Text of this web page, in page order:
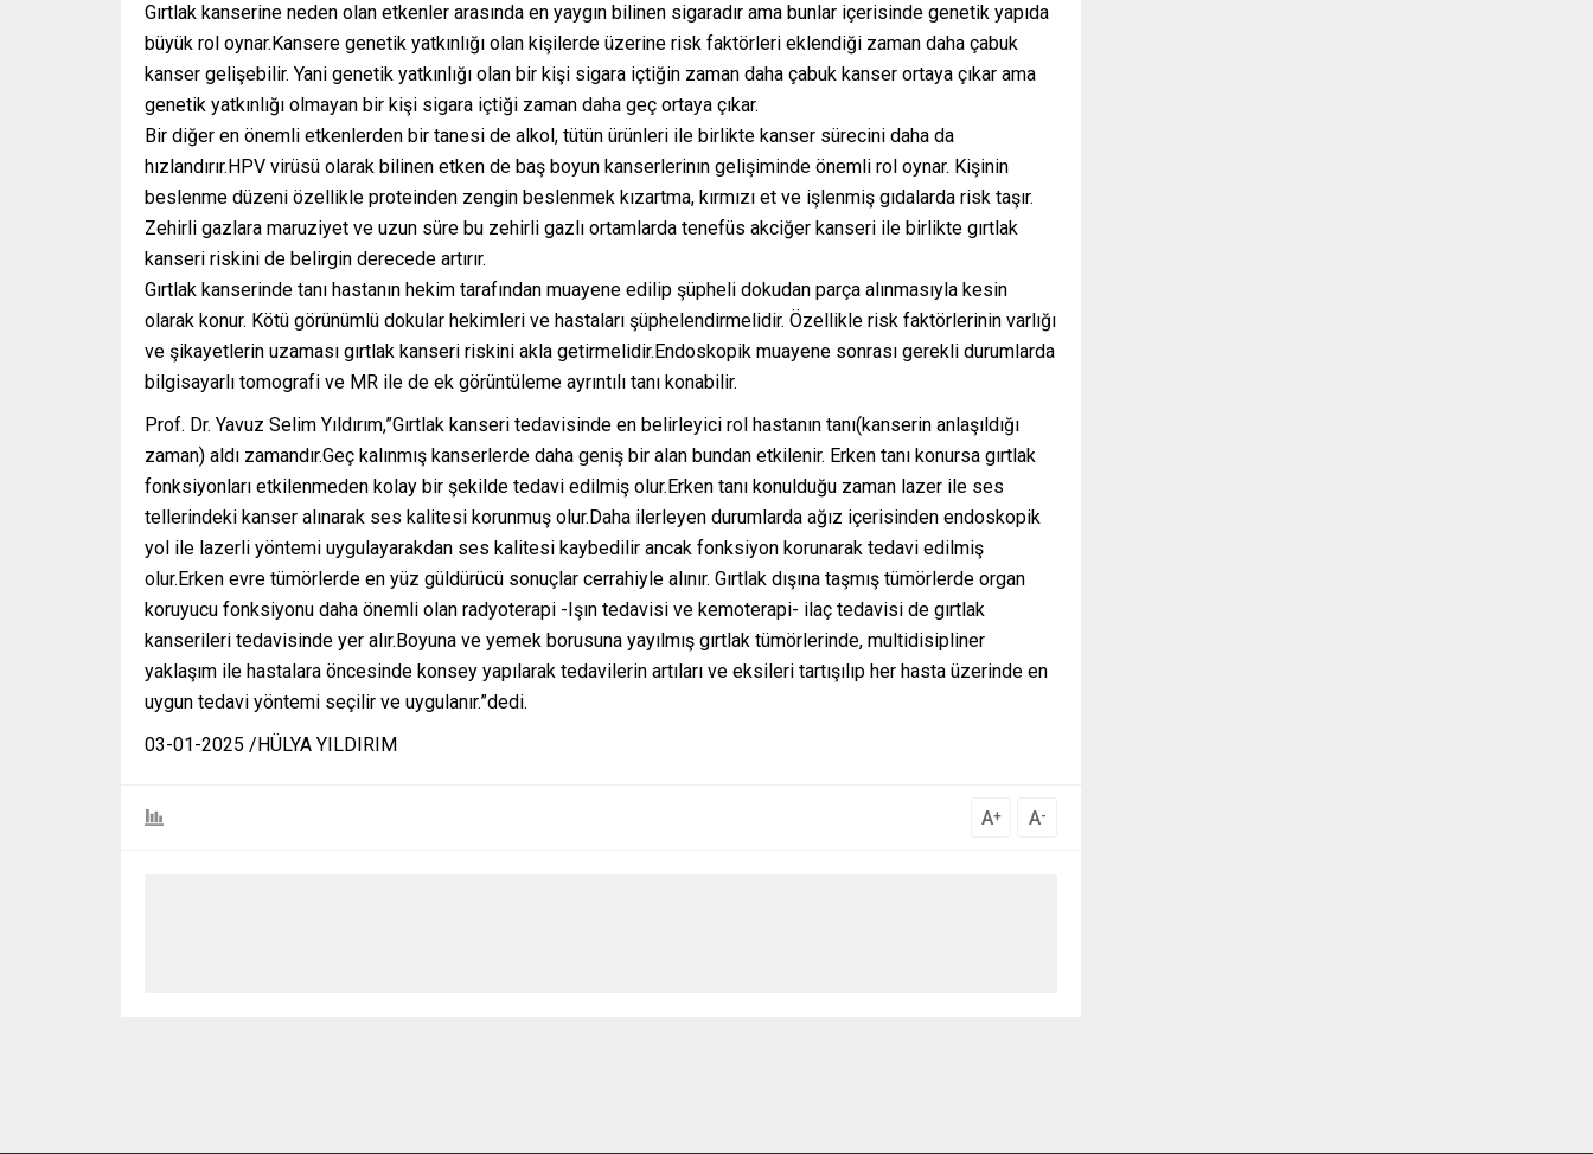
Gırtlak kanserine neden olan etkenler arasında en yaygın bilinen sigaradır ama bunlar içerisinde genetik yapıda
büyük rol oynar.Kansere genetik yatkınlığı olan kişilerde üzerine risk faktörleri eklendiği zaman daha çabuk
kanser gelişebilir. Yani genetik yatkınlığı olan bir kişi sigara içtiğin zaman daha çabuk kanser ortaya çıkar ama
genetik yatkınlığı olmayan bir kişi sigara içtiği zaman daha geç ortaya çıkar.
Bir diğer en önemli etkenlerden bir tanesi de alkol, tütün ürünleri ile birlikte kanser sürecini daha da
hızlandırır.HPV virüsü olarak bilinen etken de baş boyun kanserlerinın gelişiminde önemli rol oynar. Kişinin
beslenme düzeni özellikle proteinden zengin beslenmek kızartma, kırmızı et ve işlenmiş gıdalarda risk taşır.
Zehirli gazlara maruziyet ve uzun süre bu zehirli gazlı ortamlarda tenefüs akciğer kanseri ile birlikte gırtlak
kanseri riskini de belirgin derecede artırır.
Gırtlak kanserinde tanı hastanın hekim tarafından muayene edilip şüpheli dokudan parça alınmasıyla kesin
olarak konur. Kötü görünümlü dokular hekimleri ve hastaları şüphelendirmelidir. Özellikle risk faktörlerinin varlığı
ve şikayetlerin uzaması gırtlak kanseri riskini akla getirmelidir.Endoskopik muayene sonrası gerekli durumlarda
bilgisayarlı tomografi ve MR ile de ek görüntüleme ayrıntılı tanı konabilir.
Prof. Dr. Yavuz Selim Yıldırım,”Gırtlak kanseri tedavisinde en belirleyici rol hastanın tanı(kanserin anlaşıldığı
zaman) aldı zamandır.Geç kalınmış kanserlerde daha geniş bir alan bundan etkilenir. Erken tanı konursa gırtlak
fonksiyonları etkilenmeden kolay bir şekilde tedavi edilmiş olur.Erken tanı konulduğu zaman lazer ile ses
tellerindeki kanser alınarak ses kalitesi korunmuş olur.Daha ilerleyen durumlarda ağız içerisinden endoskopik
yol ile lazerli yöntemi uygulayarakdan ses kalitesi kaybedilir ancak fonksiyon korunarak tedavi edilmiş
olur.Erken evre tümörlerde en yüz güldürücü sonuçlar cerrahiyle alınır. Gırtlak dışına taşmış tümörlerde organ
koruyucu fonksiyonu daha önemli olan radyoterapi -Işın tedavisi ve kemoterapi- ilaç tedavisi de gırtlak
kanserileri tedavisinde yer alır.Boyuna ve yemek borusuna yayılmış gırtlak tümörlerinde, multidisipliner
yaklaşım ile hastalara öncesinde konsey yapılarak tedavilerin artıları ve eksileri tartışılıp her hasta üzerinde en
uygun tedavi yöntemi seçilir ve uygulanır.”dedi.
03-01-2025 /HÜLYA YILDIRIM
A+ A-